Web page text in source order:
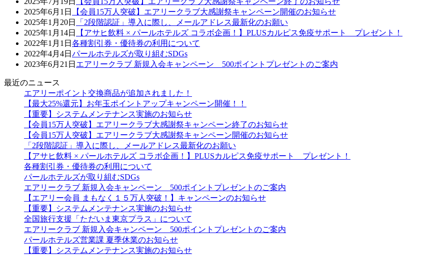
2025年6月1日
【会員15万人突破】エアリークラブ大感謝祭キャンペーン開催のお知らせ
2025年1月20日
「2段階認証」導入に際し、メールアドレス最新化のお願い
2025年1月14日
【アサヒ飲料 × パールホテルズ コラボ企画！】PLUSカルピス免疫サポート プレゼント！
2022年1月1日 各種割引券・優待券の利用について
2022年4月4日 パールホテルズが取り組むSDGs
2023年6月21日 エアリークラブ 新規入会キャンペーン 500ポイントプレゼントのご案内
最近のニュース
エアリーポイント交換商品が追加されました！
【最大25%還元】お年玉ポイントアップキャンペーン開催！！
【重要】システムメンテナンス実施のお知らせ
【会員15万人突破】エアリークラブ大感謝祭キャンペーン終了のお知らせ
【会員15万人突破】エアリークラブ大感謝祭キャンペーン開催のお知らせ
「2段階認証」導入に際し、メールアドレス最新化のお願い
【アサヒ飲料 × パールホテルズ コラボ企画！】PLUSカルピス免疫サポート プレゼント！
各種割引券・優待券の利用について
パールホテルズが取り組むSDGs
エアリークラブ 新規入会キャンペーン 500ポイントプレゼントのご案内
【エアリー会員 まもなく１５万人突破！】キャンペーンのお知らせ
【重要】システムメンテナンス実施のお知らせ
全国旅行支援「ただいま東京プラス」について
エアリークラブ 新規入会キャンペーン 500ポイントプレゼントのご案内
パールホテルズ営業課 夏季休業のお知らせ
【重要】システムメンテナンス実施のお知らせ